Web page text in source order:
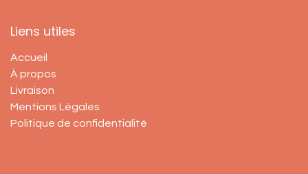
Liens utiles
Accueil
À propos
Livraison
Mentions Légales
Politique de confidentialité